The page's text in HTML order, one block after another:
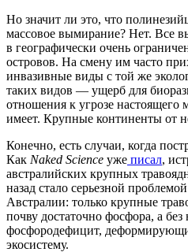
Но значит ли это, что
массовое вымирание? Нет. Все
в географически очень
островов. На смену им часто
инвазивные виды с той же
таких видов — ущерб для
отношения к угрозе настоящего
имеет. Крупные континенты от
Конечно, есть случаи, когда
Как Naked Science уже писал,
австралийских крупных
назад стало серьезной
Австралии: только крупные
почву достаточно фосфора, а без
фосфородефицит,
экосистему.